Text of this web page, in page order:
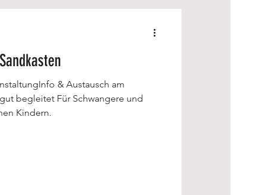
& Austausch am
begleitet Für Schwangere und
Kindern.